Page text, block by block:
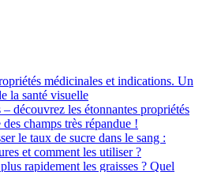
médicinales et indications. Un
la santé visuelle
découvrez les étonnantes propriétés
champs très répandue !
le taux de sucre dans le sang :
et comment les utiliser ?
rapidement les graisses ? Quel